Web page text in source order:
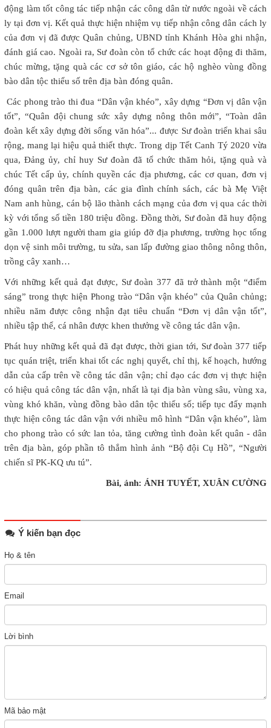
động làm tốt công tác tiếp nhận các công dân từ nước ngoài về cách
ly tại đơn vị. Kết quả thực hiện nhiệm vụ tiếp nhận công dân cách ly
của đơn vị đã được Quân chủng, UBND tỉnh Khánh Hòa ghi nhận,
đánh giá cao. Ngoài ra, Sư đoàn còn tổ chức các hoạt động đi thăm,
chúc mừng, tặng quà các cơ sở tôn giáo, các hộ nghèo vùng đồng
bào dân tộc thiểu số trên địa bàn đóng quân.
Các phong trào thi đua “Dân vận khéo”, xây dựng “Đơn vị dân vận
tốt”, “Quân đội chung sức xây dựng nông thôn mới”, “Toàn dân
đoàn kết xây dựng đời sống văn hóa”... được Sư đoàn triển khai sâu
rộng, mang lại hiệu quả thiết thực. Trong dịp Tết Canh Tý 2020 vừa
qua, Đảng ủy, chỉ huy Sư đoàn đã tổ chức thăm hỏi, tặng quà và
chúc Tết cấp ủy, chính quyền các địa phương, các cơ quan, đơn vị
đóng quân trên địa bàn, các gia đình chính sách, các bà Mẹ Việt
Nam anh hùng, cán bộ lão thành cách mạng của đơn vị qua các thời
kỳ với tổng số tiền 180 triệu đồng. Đồng thời, Sư đoàn đã huy động
gần 1.000 lượt người tham gia giúp đỡ địa phương, trường học tổng
dọn vệ sinh môi trường, tu sửa, san lấp đường giao thông nông thôn,
trồng cây xanh…
Với những kết quả đạt được, Sư đoàn 377 đã trở thành một “điểm
sáng” trong thực hiện Phong trào “Dân vận khéo” của Quân chủng;
nhiều năm được công nhận đạt tiêu chuẩn “Đơn vị dân vận tốt”,
nhiều tập thể, cá nhân được khen thưởng về công tác dân vận.
Phát huy những kết quả đã đạt được, thời gian tới, Sư đoàn 377 tiếp
tục quán triệt, triển khai tốt các nghị quyết, chỉ thị, kế hoạch, hướng
dẫn của cấp trên về công tác dân vận; chỉ đạo các đơn vị thực hiện
có hiệu quả công tác dân vận, nhất là tại địa bàn vùng sâu, vùng xa,
vùng khó khăn, vùng đồng bào dân tộc thiểu số; tiếp tục đẩy mạnh
thực hiện công tác dân vận với nhiều mô hình “Dân vận khéo”, làm
cho phong trào có sức lan tỏa, tăng cường tình đoàn kết quân - dân
trên địa bàn, góp phần tô thắm hình ảnh “Bộ đội Cụ Hồ”, “Người
chiến sĩ PK-KQ ưu tú”.
Bài, ảnh: ÁNH TUYẾT, XUÂN CƯỜNG
Ý kiến bạn đọc
Họ & tên
Email
Lời bình
Mã bảo mật